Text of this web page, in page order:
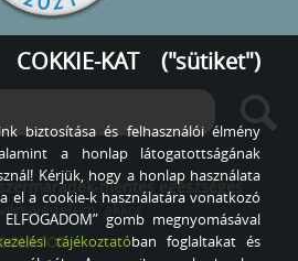
mentes egészséges
akkor
KAT ("sütiket")
biztosítása és felhasználói élmény
a honlap látogatottságának
Kérjük, hogy a honlap használata
el a cookie-k használatára vonatkozó
gomb megnyomásával
tájékoztatóban foglaltakat és